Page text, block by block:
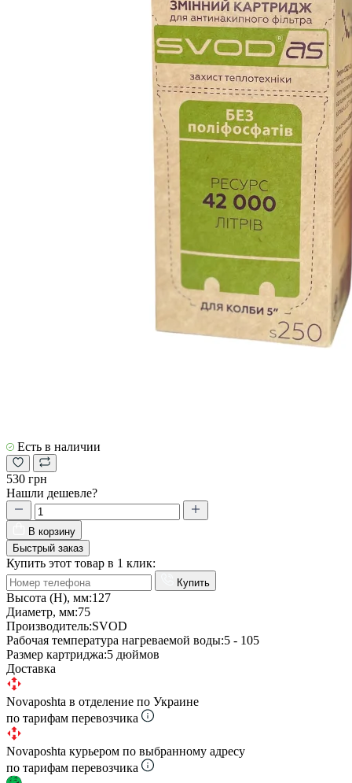
Есть в наличии
530 грн
Нашли дешевле?
В корзину
Быстрый заказ
Купить этот товар в 1 клик:
Купить
Высота (Н), мм:127
Диаметр, мм:75
Производитель:SVOD
Рабочая температура нагреваемой воды:5 - 105
Размер картриджа:5 дюймов
Доставка
Novaposhta в отделение по Украине
по тарифам перевозчика
Novaposhta курьером по выбранному адресу
по тарифам перевозчика